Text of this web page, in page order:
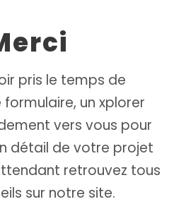
pris le temps de
un xplorer
vers vous pour
détail de votre projet
retrouvez tous
sur notre site.